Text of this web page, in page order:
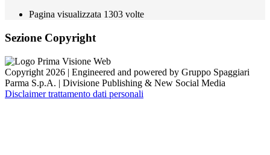
Pagina visualizzata 1303 volte
Sezione Copyright
Copyright 2026 | Engineered and powered by Gruppo Spaggiari
Parma S.p.A. | Divisione Publishing & New Social Media
Disclaimer trattamento dati personali